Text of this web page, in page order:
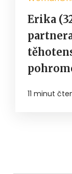
Erika
11 minut